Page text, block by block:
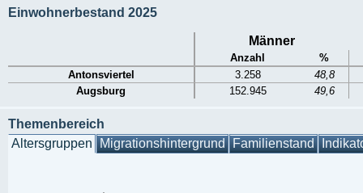
Einwohnerbestand 2025
Männer
Anzahl
%
Antonsviertel
3.258
48,8
Augsburg
152.945 49,6
Themenbereich
Altersgruppen Migrationshintergrund Familienstand